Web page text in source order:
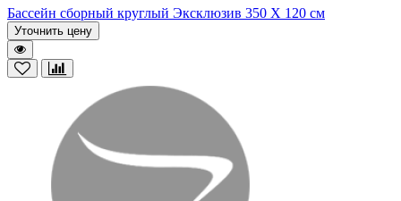
Бассейн сборный круглый Эксклюзив 350 Х 120 см
Уточнить цену